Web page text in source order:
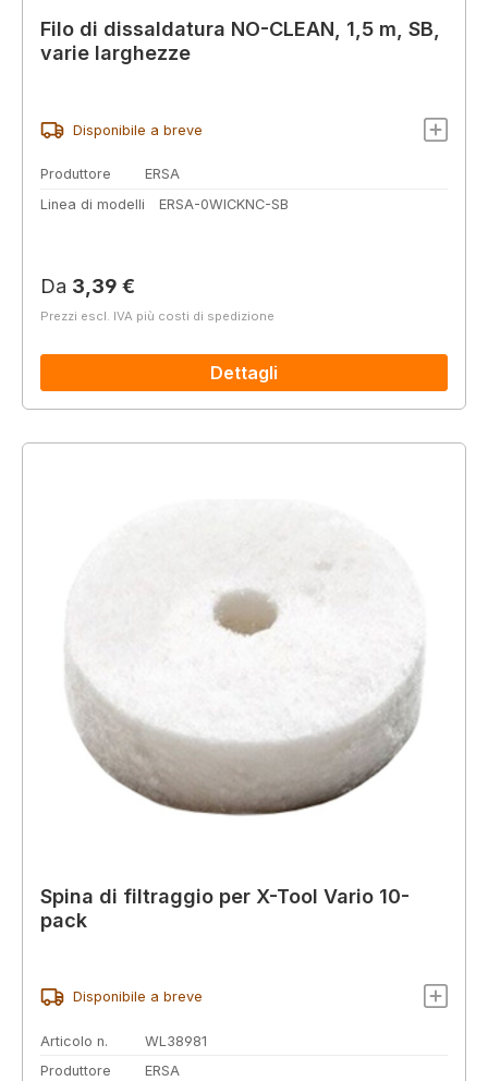
Filo di dissaldatura NO-CLEAN, 1,5 m, SB,
varie larghezze
Disponibile a breve
Produttore
ERSA
Linea di modelli
ERSA-0WICKNC-SB
Prezzo normale:
Da 3,39 €
Prezzi escl. IVA più costi di spedizione
Dettagli
Spina di filtraggio per X-Tool Vario 10-
pack
Disponibile a breve
Articolo n.
WL38981
Produttore
ERSA